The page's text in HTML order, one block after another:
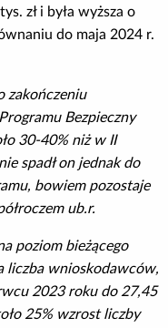
zł i była wyższa o
do maja 2024 r.
zakończeniu
Bezpieczny
30-40% niż w II
spadł on jednak do
bowiem pozostaje
ub.r.
poziom bieżącego
liczba wnioskodawców,
2023 roku do 27,45
25% wzrost liczby